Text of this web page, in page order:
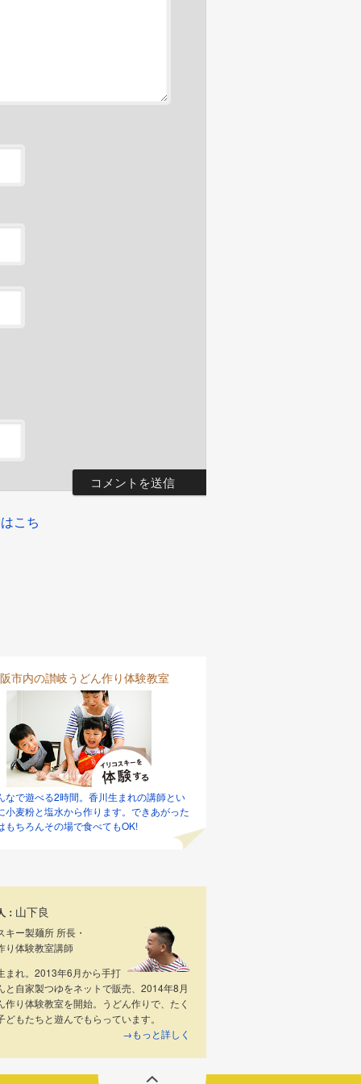
こち
市内の讃岐うどん作り体験教室
なで遊べる2時間。香川生まれの講師とい
小麦粉と塩水から作ります。できあがった
もちろんその場で食べてもOK!
： 山下良
キー製麺所 所長・
り体験教室講師
まれ。2013年6月から手打
と自家製つゆをネットで販売、2014年8月
作り体験教室を開始。うどん作りで、たく
どもたちと遊んでもらっています。
→もっと詳しく